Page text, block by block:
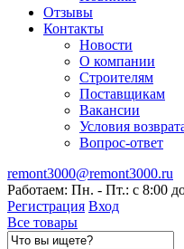
Отзывы
Контакты
Новости
О компании
Строителям
Поставщикам
Вакансии
Условия
Вопрос-ответ
remont3000@remont3000.ru
Работаем: Пн. - Пт.: с 8:00
Регистрация Вход
Все товары